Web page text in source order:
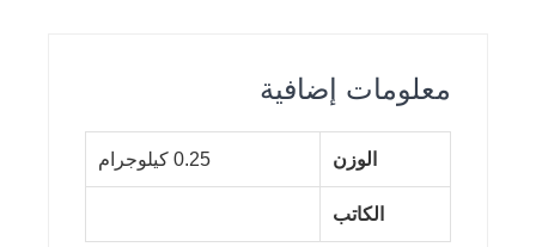
معلومات إضافية
الوزن 0.25 كيلوجرام
الكاتب